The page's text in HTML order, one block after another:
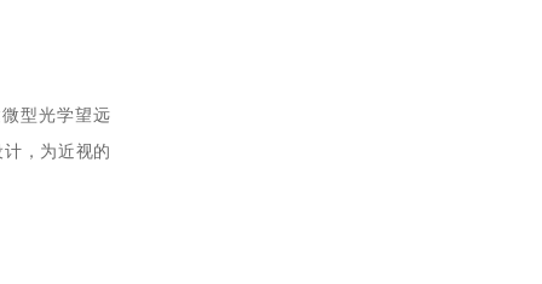
型光学望远
，为近视的